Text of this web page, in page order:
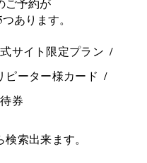
ご予約が
あります。
サイト限定プラン
ーター様カード
券
索出来ます。